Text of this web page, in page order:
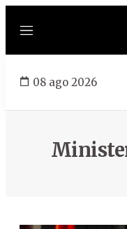
Menú
08 ago 2026